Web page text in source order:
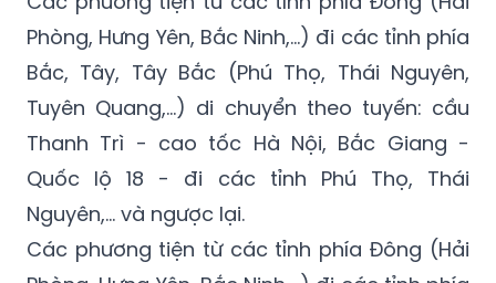
Bắc, Tây, Tây Bắc (Phú Thọ, Thái Nguyên,
Tuyên Quang,...) di chuyển theo tuyến: cầu
Thanh Trì - cao tốc Hà Nội, Bắc Giang -
Quốc lộ 18 - đi các tỉnh Phú Thọ, Thái
Nguyên,... và ngược lại.
Các phương tiện từ các tỉnh phía Đông (Hải
Phòng, Hưng Yên, Bắc Ninh,...) đi các tỉnh phía
Tây, Tây Bắc (Phú Thọ, Sơn La, Điện Biên,...) di